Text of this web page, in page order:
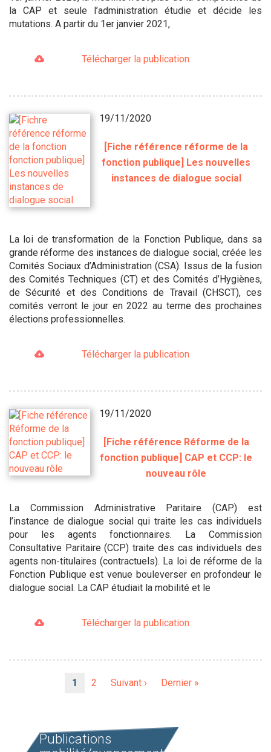
la CAP et seule l’administration étudie et décide les
mutations. A partir du 1er janvier 2021,
Télécharger la publication
19/11/2020
[Fiche référence réforme de la
fonction publique] Les nouvelles
instances de dialogue social
La loi de transformation de la Fonction Publique, dans sa
grande réforme des instances de dialogue social, créée les
Comités Sociaux d’Administration (CSA). Issus de la fusion
des Comités Techniques (CT) et des Comités d’Hygiènes,
de Sécurité et des Conditions de Travail (CHSCT), ces
comités verront le jour en 2022 au terme des prochaines
élections professionnelles.
Télécharger la publication
19/11/2020
[Fiche référence Réforme de la
fonction publique] CAP et CCP: le
nouveau rôle
La Commission Administrative Paritaire (CAP) est
l’instance de dialogue social qui traite les cas individuels
pour les agents fonctionnaires. La Commission
Consultative Paritaire (CCP) traite des cas individuels des
agents non-titulaires (contractuels). La loi de réforme de la
Fonction Publique est venue bouleverser en profondeur le
dialogue social. La CAP étudiait la mobilité et le
Télécharger la publication
Page
1 Page
2
Page
Suivant ›
Dernière
Dernier »
Publications